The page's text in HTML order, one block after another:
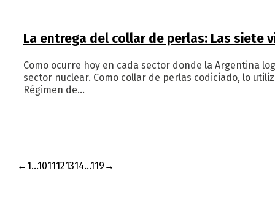
La entrega del collar de perlas: Las siete
Como ocurre hoy en cada sector donde la Argentina
sector nuclear. Como collar de perlas codiciado, lo
Régimen de…
← 1…1011121314…119 →